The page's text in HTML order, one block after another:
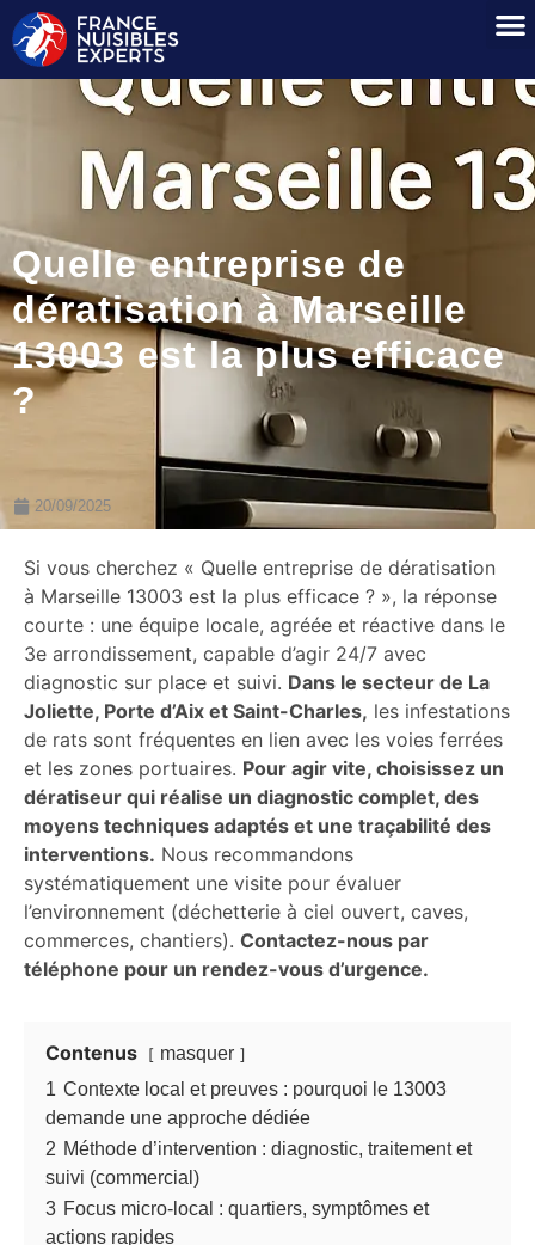
Quelle entreprise de
dératisation à Marseille
13003 est la plus efficace
?
20/09/2025
Si vous cherchez « Quelle entreprise de dératisation
à Marseille 13003 est la plus efficace ? », la réponse
courte : une équipe locale, agréée et réactive dans le
3e arrondissement, capable d’agir 24/7 avec
diagnostic sur place et suivi. Dans le secteur de La
Joliette, Porte d’Aix et Saint-Charles, les infestations
de rats sont fréquentes en lien avec les voies ferrées
et les zones portuaires. Pour agir vite, choisissez un
dératiseur qui réalise un diagnostic complet, des
moyens techniques adaptés et une traçabilité des
interventions. Nous recommandons
systématiquement une visite pour évaluer
l’environnement (déchetterie à ciel ouvert, caves,
commerces, chantiers). Contactez-nous par
téléphone pour un rendez-vous d’urgence.
Contenus
masquer
1 Contexte local et preuves : pourquoi le 13003
demande une approche dédiée
2 Méthode d’intervention : diagnostic, traitement et
suivi (commercial)
3 Focus micro-local : quartiers, symptômes et
actions rapides